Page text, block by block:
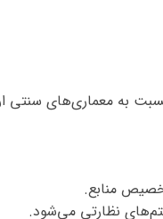
منابع.
نظارتی می‌شود.